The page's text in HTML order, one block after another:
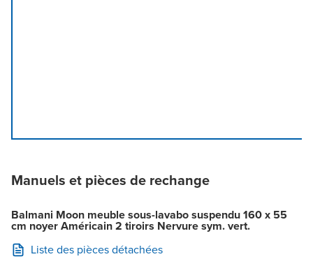
Manuels et pièces de rechange
Balmani Moon meuble sous-lavabo suspendu 160 x 55
cm noyer Américain 2 tiroirs Nervure sym. vert.
Liste des pièces détachées